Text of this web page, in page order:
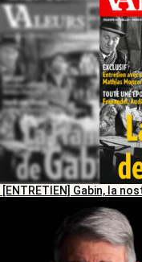
[ENTRETIEN] Gabin, la